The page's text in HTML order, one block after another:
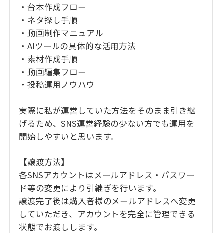
・台本作成フロー
・ネタ探し手順
・動画制作マニュアル
・AIツールの具体的な活用方法
・素材作成手順
・動画編集フロー
・投稿運用ノウハウ
実際に私が運営していた方法をそのまま引き継
げるため、SNS運営経験の少ない方でも運用を
開始しやすいと思います。
【譲渡方法】
各SNSアカウントはメールアドレス・パスワー
ド等の変更により引継ぎを行います。
譲渡完了後は購入者様のメールアドレスへ変更
していただき、アカウントを完全に管理できる
状態でお渡しします。